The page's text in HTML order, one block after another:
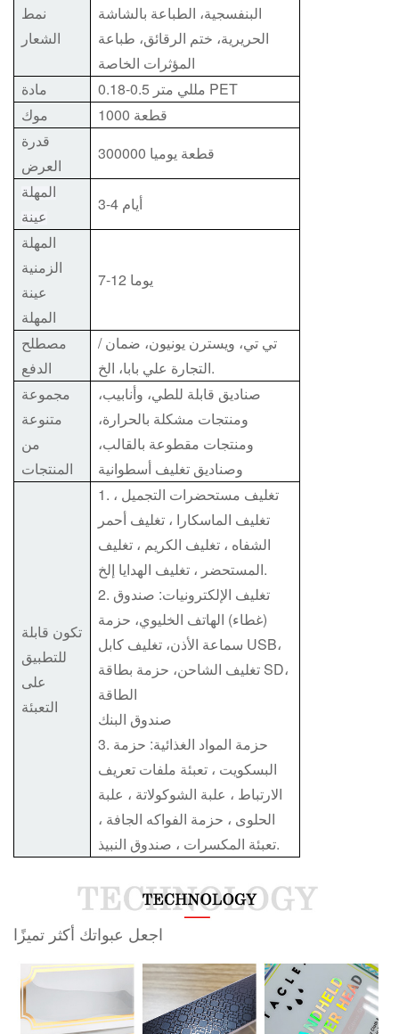
نمط
الشعار
البنفسجية، الطباعة بالشاشة
الحريرية، ختم الرقائق، طباعة
المؤثرات الخاصة
مادة
0.18-0.5 مللي متر PET
موك
1000 قطعة
قدرة
العرض
300000 قطعة يوميا
المهلة
عينة
3-4 أيام
المهلة
الزمنية
عينة
المهلة
7-12 يوما
مصطلح
الدفع
/ تي تي، ويسترن يونيون، ضمان
التجارة علي بابا، الخ.
مجموعة
متنوعة
من
المنتجات
صناديق قابلة للطي، وأنابيب،
ومنتجات مشكلة بالحرارة،
ومنتجات مقطوعة بالقالب،
وصناديق تغليف أسطوانية
تكون قابلة
للتطبيق
على
التعبئة
1. تغليف مستحضرات التجميل ،
تغليف الماسكارا ، تغليف أحمر
الشفاه ، تغليف الكريم ، تغليف
المستحضر ، تغليف الهدايا إلخ.
2. تغليف الإلكترونيات: صندوق
(غطاء) الهاتف الخليوي، حزمة
سماعة الأذن، تغليف كابل USB،
تغليف الشاحن، حزمة بطاقة SD،
الطاقة
صندوق البنك
3. حزمة المواد الغذائية: حزمة
البسكويت ، تعبئة ملفات تعريف
الارتباط ، علبة الشوكولاتة ، علبة
الحلوى ، حزمة الفواكه الجافة ،
تعبئة المكسرات ، صندوق النبيذ.
اجعل عبواتك أكثر تميزًا